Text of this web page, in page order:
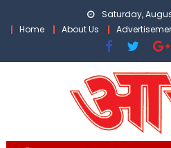
Saturday,
Home
About Us